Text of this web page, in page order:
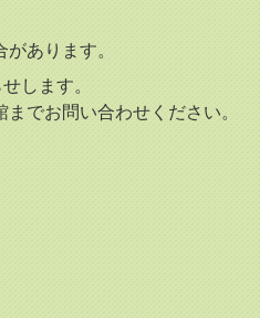
あります。
します。
でお問い合わせください。